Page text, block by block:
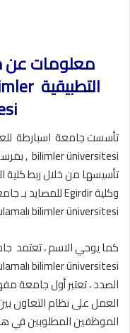
معلومات عن
التطبيقية
تأسيسها من خلال ربط كلية
bilimler üniversitesi .
الصدد ، تعتبر أول جامعة
العمل على نظام التعاون
الموظفين المطلوبين في